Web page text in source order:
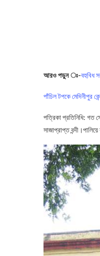
আরও পড়ুন ঃ-বহুবিধ
পাঁচিল টপকে মেদিনীপুর
পত্রিকা প্রতিনিধি: গত
সাজাপ্রাপ্ত